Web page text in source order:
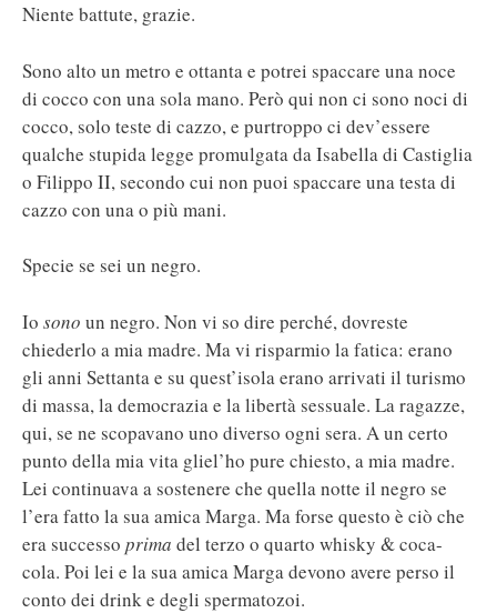
Niente battute, grazie.
Sono alto un metro e ottanta e potrei spaccare una noce
di cocco con una sola mano. Però qui non ci sono noci di
cocco, solo teste di cazzo, e purtroppo ci dev’essere
qualche stupida legge promulgata da Isabella di Castiglia
o Filippo II, secondo cui non puoi spaccare una testa di
cazzo con una o più mani.
Specie se sei un negro.
Io sono un negro. Non vi so dire perché, dovreste
chiederlo a mia madre. Ma vi risparmio la fatica: erano
gli anni Settanta e su quest’isola erano arrivati il turismo
di massa, la democrazia e la libertà sessuale. La ragazze,
qui, se ne scopavano uno diverso ogni sera. A un certo
punto della mia vita gliel’ho pure chiesto, a mia madre.
Lei continuava a sostenere che quella notte il negro se
l’era fatto la sua amica Marga. Ma forse questo è ciò che
era successo prima del terzo o quarto whisky & coca-
cola. Poi lei e la sua amica Marga devono avere perso il
conto dei drink e degli spermatozoi.